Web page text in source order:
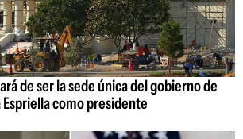
de ser la sede única del gobierno de
como presidente